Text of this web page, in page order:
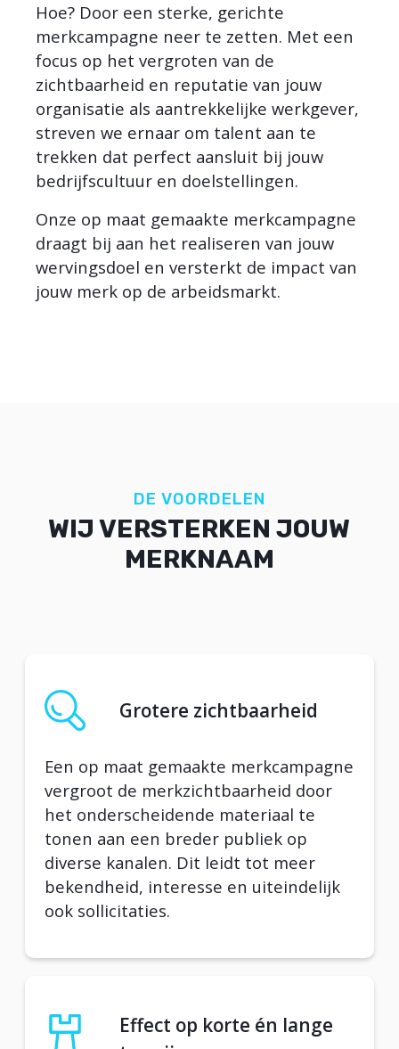
Hoe? Door een sterke, gerichte
merkcampagne neer te zetten. Met een
focus op het vergroten van de
zichtbaarheid en reputatie van jouw
organisatie als aantrekkelijke werkgever,
streven we ernaar om talent aan te
trekken dat perfect aansluit bij jouw
bedrijfscultuur en doelstellingen.
Onze op maat gemaakte merkcampagne
draagt bij aan het realiseren van jouw
wervingsdoel en versterkt de impact van
jouw merk op de arbeidsmarkt.
DE VOORDELEN
WIJ VERSTERKEN JOUW
MERKNAAM
Grotere zichtbaarheid
Een op maat gemaakte merkcampagne
vergroot de merkzichtbaarheid door
het onderscheidende materiaal te
tonen aan een breder publiek op
diverse kanalen. Dit leidt tot meer
bekendheid, interesse en uiteindelijk
ook sollicitaties.
Effect op korte én lange